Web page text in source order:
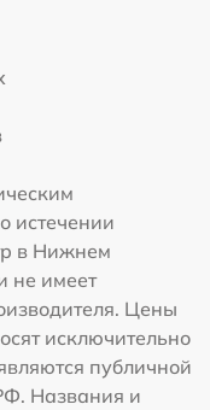
истечении
в Нижнем
не имеет
Цены
исключительно
публичной
Названия и